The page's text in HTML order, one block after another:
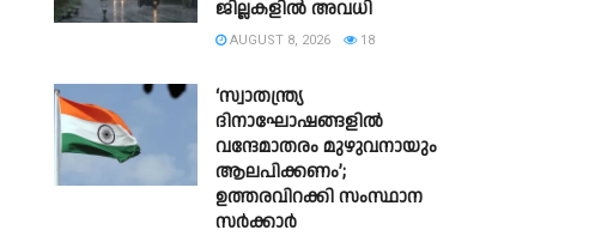
ജില്ലകളിൽ അവധി
AUGUST 8, 2026 18
‘സ്വാതന്ത്ര്യ
ദിനാഘോഷങ്ങളിൽ
വന്ദേമാതരം മുഴുവനായും
ആലപിക്കണം’;
ഉത്തരവിറക്കി സംസ്ഥാന
സർക്കാർ